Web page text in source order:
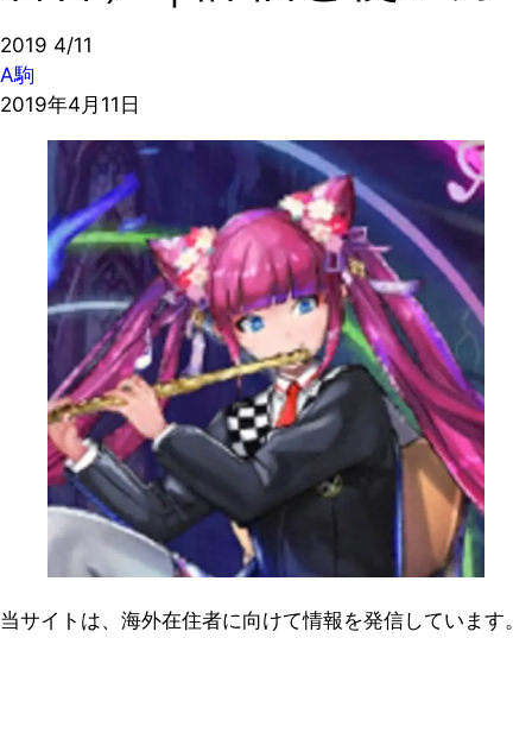
2019 4/11
A駒
2019年4月11日
当サイトは、海外在住者に向けて情報を発信しています。